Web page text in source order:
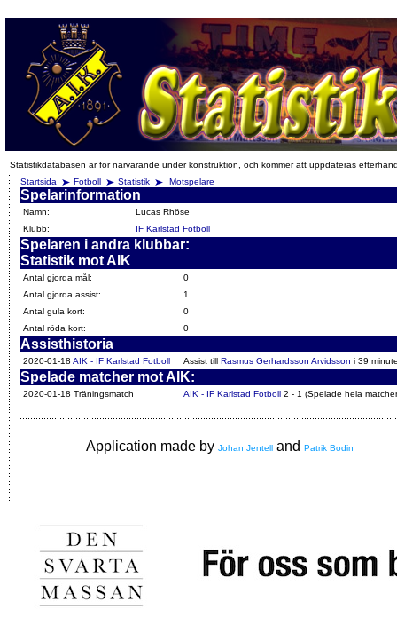
Statistikdatabasen är för närvarande under konstruktion, och kommer att uppdateras
Startsida
Fotboll Statistik Motspelare
Spelarinformation
Namn:
Lucas Rhöse
Klubb:
IF Karlstad Fotboll
Spelaren i andra klubbar:
Statistik mot AIK
Antal gjorda mål:
0
Antal gjorda assist:
1
Antal gula kort:
0
Antal röda kort:
0
Assisthistoria
2020-01-18 AIK - IF Karlstad Fotboll Assist till Rasmus Gerhardsson Arvidsson i 39
Spelade matcher mot AIK:
2020-01-18 Träningsmatch AIK - IF Karlstad Fotboll 2 - 1 (Spelade hela
Application made by Johan Jentell and Patrik Bodin